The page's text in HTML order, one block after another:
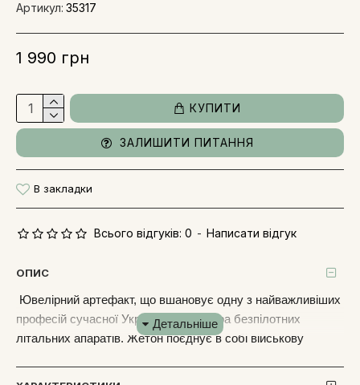
Всього відгуків: 0 - Написати відгук
1 990 грн
Артикул: 35317
КУПИТИ
ЗАЛИШИТИ ПИТАННЯ
В закладки
ОПИС
Ювелірний артефакт, що вшановує одну з найважливіших
професій сучасної України - оператора безпілотних
літальних апаратів. Жетон поєднує в собі військову